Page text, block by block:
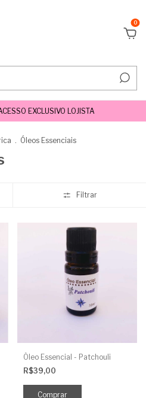
0
EXCLUSIVO LOJISTA
. Óleos Essenciais
Filtrar
Óleo Essencial - Patchouli
R$39,00